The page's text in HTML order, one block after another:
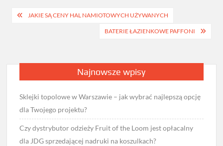
Nawigacja
JAKIE SĄ CENY HAL NAMIOTOWYCH UŻYWANYCH
BATERIE ŁAZIENKOWE PAFFONI
Najnowsze wpisy
Sklejki topolowe w Warszawie – jak wybrać najlepszą opcję
dla Twojego projektu?
Czy dystrybutor odzieży Fruit of the Loom jest opłacalny
dla JDG sprzedającej nadruki na koszulkach?